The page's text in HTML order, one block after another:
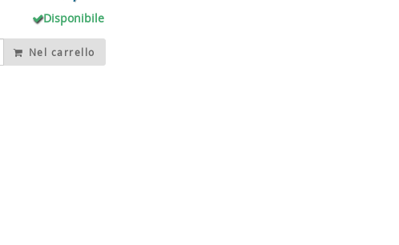
Disponibile
Nel carrello